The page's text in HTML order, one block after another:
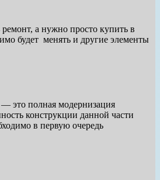
а нужно просто купить в
будет менять и другие элементы
это полная модернизация
конструкции данной части
в первую очередь